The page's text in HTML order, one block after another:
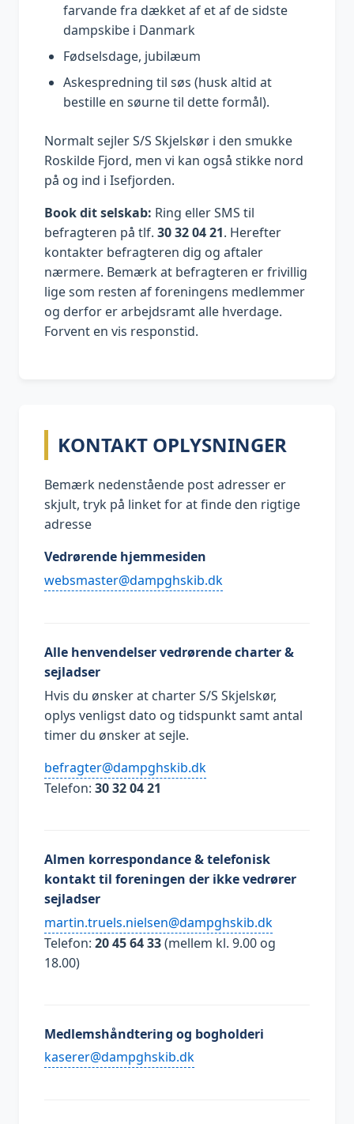
farvande fra dækket af et af de sidste
dampskibe i Danmark
Fødselsdage, jubilæum
Askespredning til søs (husk altid at
bestille en søurne til dette formål).
Normalt sejler S/S Skjelskør i den smukke
Roskilde Fjord, men vi kan også stikke nord
på og ind i Isefjorden.
Book dit selskab: Ring eller SMS til
befragteren på tlf. 30 32 04 21. Herefter
kontakter befragteren dig og aftaler
nærmere. Bemærk at befragteren er frivillig
lige som resten af foreningens medlemmer
og derfor er arbejdsramt alle hverdage.
Forvent en vis responstid.
KONTAKT OPLYSNINGER
Bemærk nedenstående post adresser er
skjult, tryk på linket for at finde den rigtige
adresse
Vedrørende hjemmesiden
kd.bikshgpmad@retsamsbew
Alle henvendelser vedrørende charter &
sejladser
Hvis du ønsker at charter S/S Skjelskør,
oplys venligst dato og tidspunkt samt antal
timer du ønsker at sejle.
kd.bikshgpmad@retgarfeb
Telefon: 30 32 04 21
Almen korrespondance & telefonisk
kontakt til foreningen der ikke vedrører
sejladser
kd.bikshgpmad@neslein.sleurt.nitram
Telefon: 20 45 64 33(mellem kl. 9.00 og
18.00)
Medlemshåndtering og bogholderi
kd.bikshgpmad@reresak